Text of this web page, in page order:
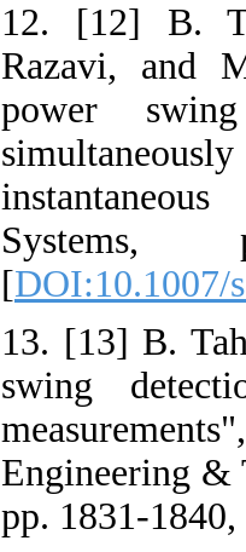
12. [12] B.
Razavi, and
power
[DOI:10.1007/
13. [13] B.
swing
Engineering &
pp. 1831-1840,